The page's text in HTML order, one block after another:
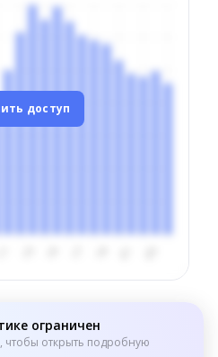
доступ
ограничен
чтобы открыть подробную